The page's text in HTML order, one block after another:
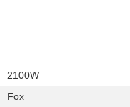
2100W
Fox